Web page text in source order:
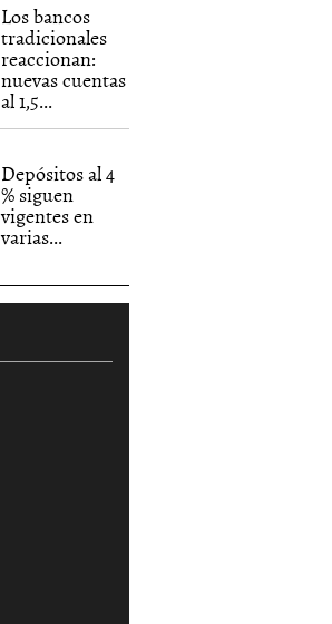
Los bancos
tradicionales
reaccionan:
nuevas cuentas
al 1,5...
Depósitos al 4
% siguen
vigentes en
varias...